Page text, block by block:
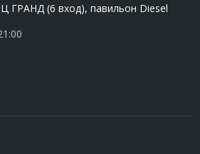
ГРАНД (6 вход), павильон Diesel